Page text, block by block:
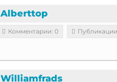
Alberttop
Комментарии: 0
Williamfrads